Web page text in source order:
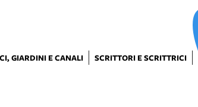
GIARDINI E CANALI SCRITTORI E SCRITTRICI